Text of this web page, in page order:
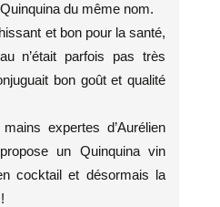
du même nom.
et bon pour la santé,
n’était parfois pas très
bon goût et qualité
expertes d’Aurélien
un Quinquina vin
cocktail et désormais la